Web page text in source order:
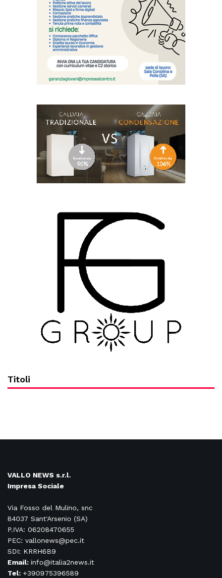
Titoli
VALLO NEWS s.r.l.
Impresa Sociale
Via Fosso del Mulino, snc
84037 Sant'Arsenio (SA)
P.IVA: 06208470655
PEC: vallonews@pec.it
SDI: KRRH6B9
Email: info@italia2news.it
Tel: +390975396589